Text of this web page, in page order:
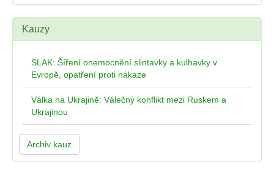
Kauzy
SLAK: Šíření onemocnění slintavky a kulhavky v
Evropě, opatření proti nákaze
Válka na Ukrajině: Válečný konflikt mezi Ruskem a
Ukrajinou
Archiv kauz